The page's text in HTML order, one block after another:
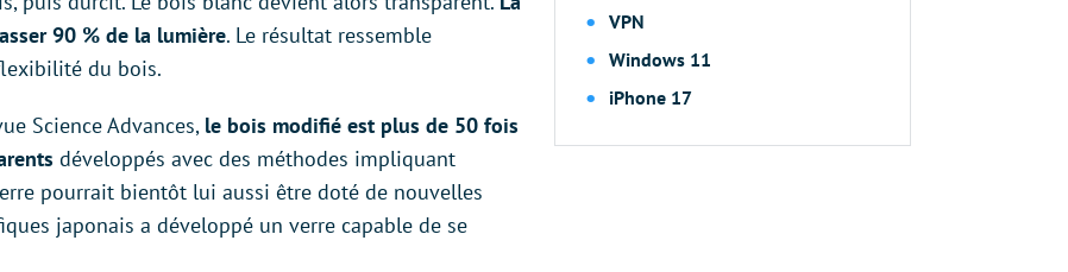
90 % de la lumière. Le résultat ressemble
du bois.
Science Advances, le bois modifié est plus de 50 fois
développés avec des méthodes impliquant
pourrait bientôt lui aussi être doté de nouvelles
japonais a développé un verre capable de se
VPN
Windows 11
iPhone 17